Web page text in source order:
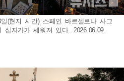
(현지 시간) 스페인 바르셀로나 사그
십자가가 세워져 있다. 2026.06.09.